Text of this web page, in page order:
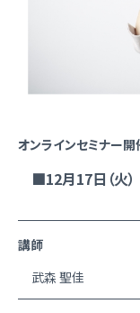
オンラインセミナー
■12月17日（火
講師
武森 聖佳